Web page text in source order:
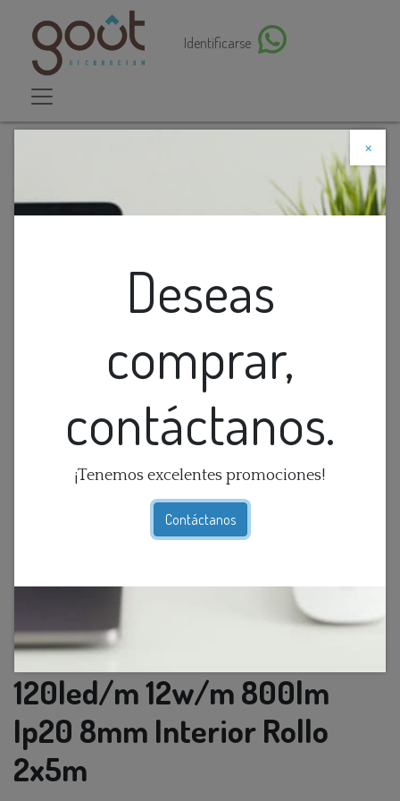
Identificarse
×
Deseas
comprar,
contáctanos.
¡Tenemos excelentes promociones!
Contáctanos
Descuento web
Cinta Led Smd 3K 24v 120led/m 12w/m 800lm Ip20
Cinta Led Smd 3K 24v
120led/m 12w/m 800lm
Ip20 8mm Interior Rollo
2x5m